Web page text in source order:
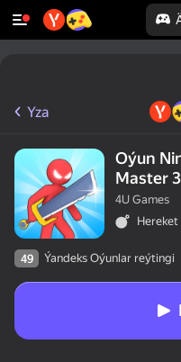
Yza
Oýun
Master
4U Games
Hereket
49 Ýandeks Oýunlar reýtingi